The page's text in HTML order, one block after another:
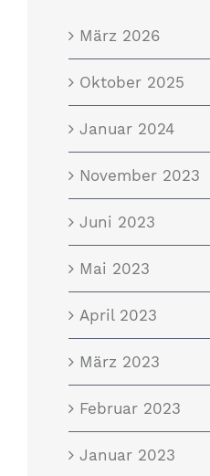
März 2026
Oktober 2025
Januar 2024
November 2023
Juni 2023
Mai 2023
April 2023
März 2023
Februar 2023
Januar 2023